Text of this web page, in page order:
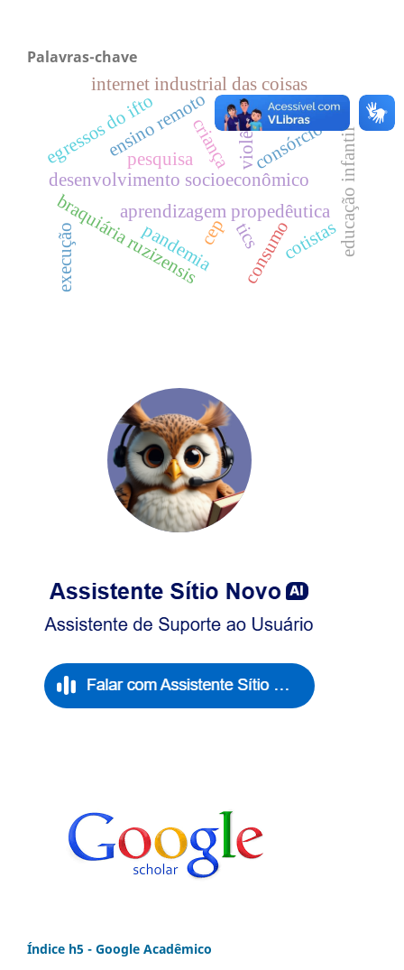
Palavras-chave
aprendizagem propedêutica
desenvolvimento socioeconômico
criança educação infantil
violência
braquiária ruzizensis
consórcio
internet industrial das coisas
ensino remoto
egressos do ifto
tics
consumo
cep
pesquisa
pandemia cotistas
execução
Índice h5 - Google Acadêmico